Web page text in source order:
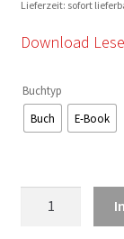
Lieferzeit: sofort
Download
Buchtyp
Buch
E-Book